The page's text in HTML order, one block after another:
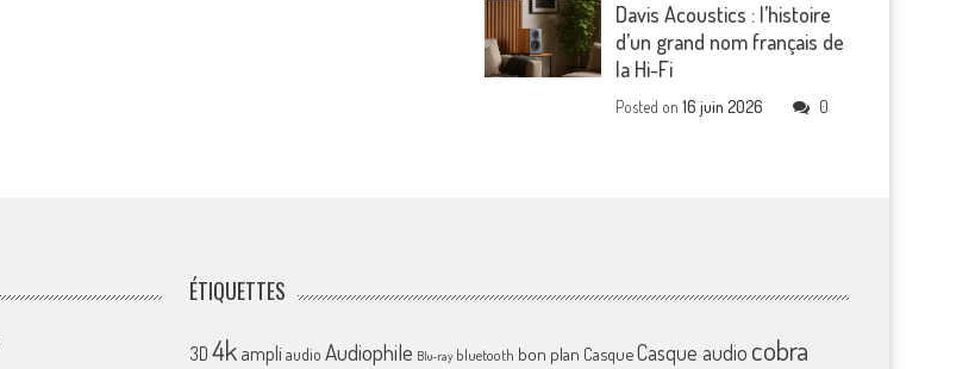
Davis Acoustics : l’histoire
d’un grand nom français de
la Hi-Fi
Posted on16 juin 2026 0
ÉTIQUETTES
3D 4k ampliaudio Audiophile Blu-ray bluetooth bon plan CasqueCasque audio cobra